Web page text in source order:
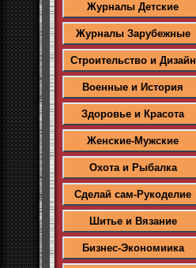
Журналы Детские
Журналы Зарубежные
Строительство и Дизайн
Военные и История
Здоровье и Красота
Женские-Мужские
Охота и Рыбалка
Сделай сам-Рукоделие
Шитье и Вязание
Бизнес-Экономиика